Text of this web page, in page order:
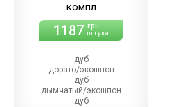
компл
1187 грн
штука
дуб
дорато/экошпон
дуб
дымчатый/экошпон
дуб